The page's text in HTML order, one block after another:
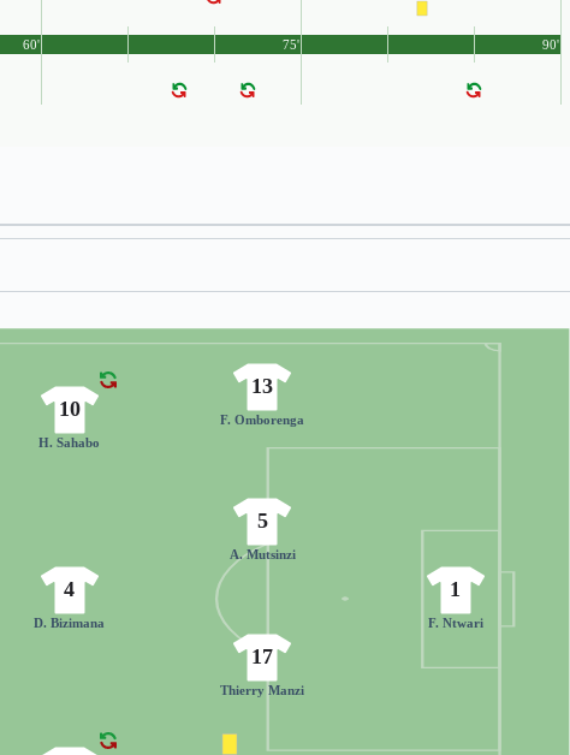
90'
60' 75'
1
F. Ntwari
17
Thierry Manzi
5
A. Mutsinzi
13
F. Omborenga
4
D. Bizimana
10
H. Sahabo